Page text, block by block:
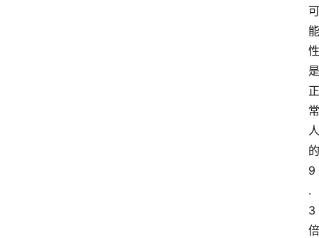
可
能
性
是
正
常
人
的
9
.
3
倍